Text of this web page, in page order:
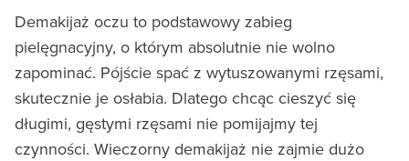
Demakijaż oczu to podstawowy zabieg
pielęgnacyjny, o którym absolutnie nie wolno
zapominać. Pójście spać z wytuszowanymi rzęsami,
skutecznie je osłabia. Dlatego chcąc cieszyć się
długimi, gęstymi rzęsami nie pomijajmy tej
czynności. Wieczorny demakijaż nie zajmie dużo